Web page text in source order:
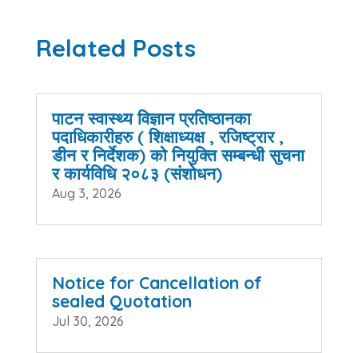
Related Posts
पाटन स्वास्थ्य विज्ञान प्रतिष्ठानका
पदाधिकारीहरु ( शिक्षाध्यक्ष , रजिष्ट्रार ,
डीन र निर्देशक) को नियुक्ति सम्बन्धी सुचना
र कार्यविधि २०८३ (संशोधन)
Aug 3, 2026
Notice for Cancellation of
sealed Quotation
Jul 30, 2026